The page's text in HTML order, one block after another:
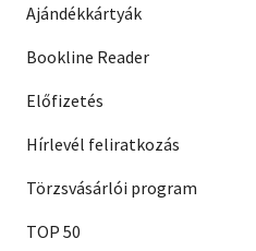
Ajándékkártyák
Bookline Reader
Előfizetés
Hírlevél feliratkozás
Törzsvásárlói program
TOP 50